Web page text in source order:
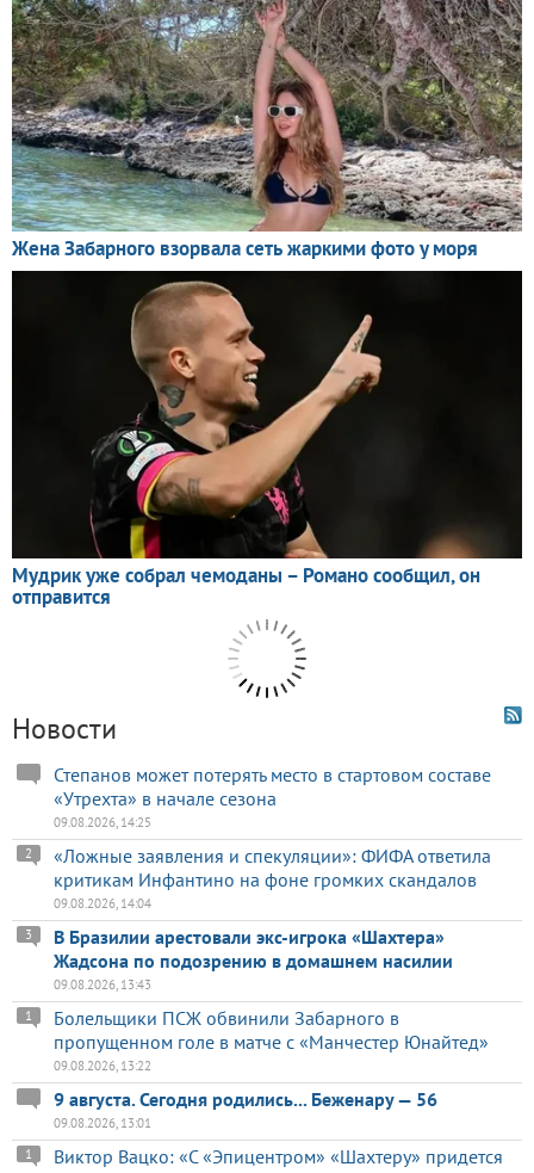
Новости
Степанов может потерять место в стартовом составе
«Утрехта» в начале сезона
09.08.2026, 14:25
«Ложные заявления и спекуляции»: ФИФА ответила
критикам Инфантино на фоне громких скандалов
2
09.08.2026, 14:04
В Бразилии арестовали экс-игрока «Шахтера»
Жадсона по подозрению в домашнем насилии
3
09.08.2026, 13:43
Болельщики ПСЖ обвинили Забарного в
пропущенном голе в матче с «Манчестер Юнайтед»
1
09.08.2026, 13:22
9 августа. Сегодня родились... Беженару — 56
09.08.2026, 13:01
Виктор Вацко: «С «Эпицентром» «Шахтеру» придется
1